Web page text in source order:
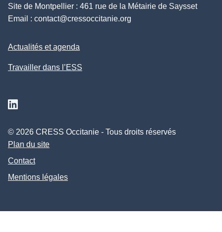
Site de Montpellier : 461 rue de la Métairie de Saysset
Email : contact@cressoccitanie.org
Actualités et agenda
Travailler dans l’ESS
© 2026 CRESS Occitanie - Tous droits réservés
Plan du site
Contact
Mentions légales